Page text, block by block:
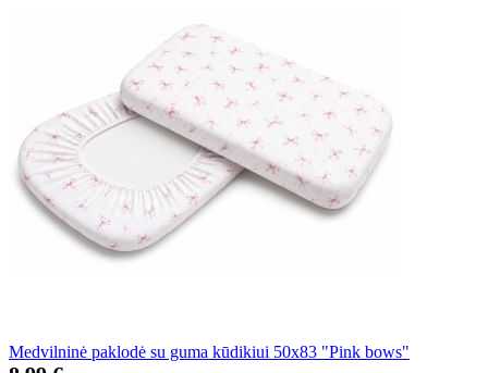
Medvilninė paklodė su guma kūdikiui 50x83 "Pink bows"